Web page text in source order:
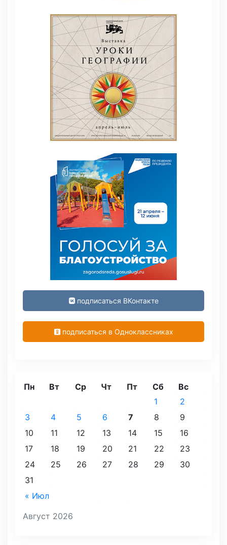
подписаться ВКонтакте
подписаться в Одноклассниках
Август 2026
Пн Вт Ср Чт Пт Сб Вс
« Июл
1
2
3
4 5 6 7 8
9
10
11 12 13 14 15
16
17
18 19 20 21 22
23
24
25 26 27 28 29
30
31